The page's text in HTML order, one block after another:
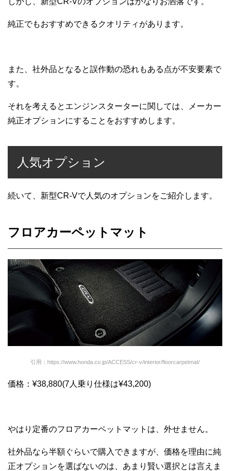
純正でもおすすめできるクオリティがあります。
また、社外品となると誤作動の恐れもある点が不安要素で
す。
それを考えるとエンジンスターターに関しては、メーカー
純正オプションにすることをおすすめします。
人気オプション
続いて、新型CR-Vで人気のオプションをご紹介します。
フロアカーペットマット
引用：https://www.honda.co.jp/ACCESS/cr-v/interior/floorcarpetmat/
価格：¥38,880(7人乗り仕様は¥43,200)
やはり定番のフロアカーペットマットは、外せません。
社外品なら半額ぐらいで購入できますが、価格を理由に純
正オプションを選ばないのは、あまり賢い選択とは言えま